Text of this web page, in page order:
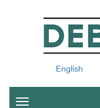
English